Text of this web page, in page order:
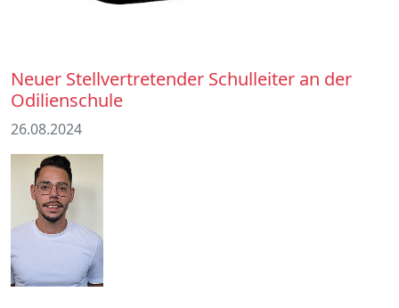
Neuer Stellvertretender Schulleiter an der
Odilienschule
26.08.2024